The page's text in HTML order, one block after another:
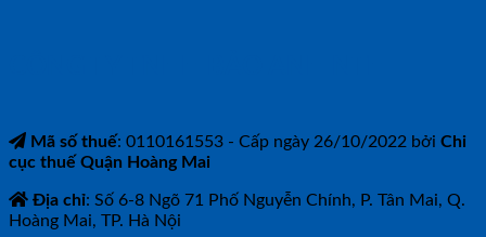
Mã số thuế: 0110161553 - Cấp ngày 26/10/2022 bởi Chi
cục thuế Quận Hoàng Mai
Địa chỉ: Số 6-8 Ngõ 71 Phố Nguyễn Chính, P. Tân Mai, Q.
Hoàng Mai, TP. Hà Nội